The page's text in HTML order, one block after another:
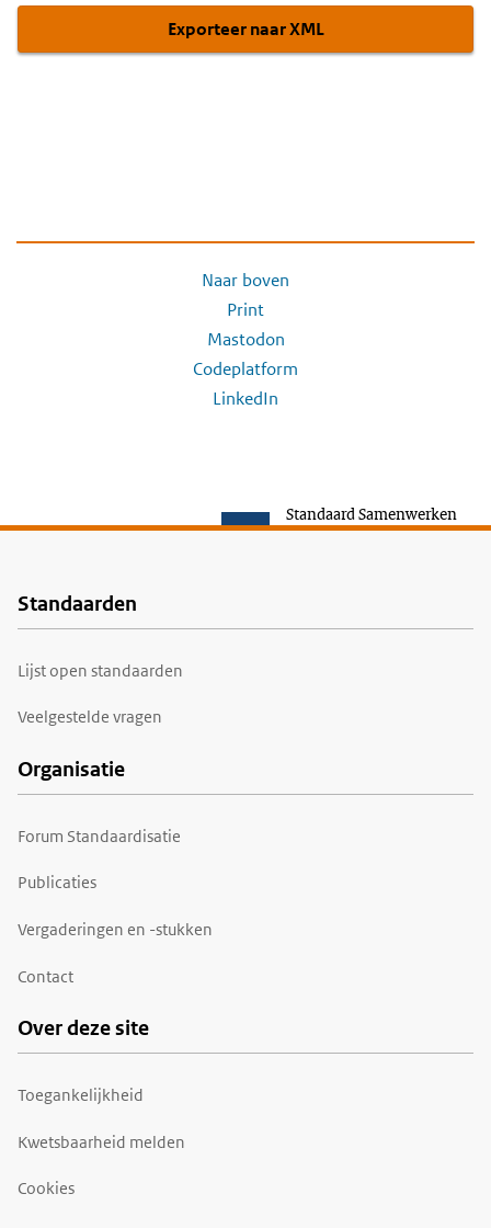
Exporteer naar XML
Naar boven
Print
Mastodon
Codeplatform
LinkedIn
Standaard Samenwerken
Voet
Standaarden
Lijst open standaarden
Veelgestelde vragen
Organisatie
Forum Standaardisatie
Publicaties
Vergaderingen en -stukken
Contact
Over deze site
Toegankelijkheid
Kwetsbaarheid melden
Cookies